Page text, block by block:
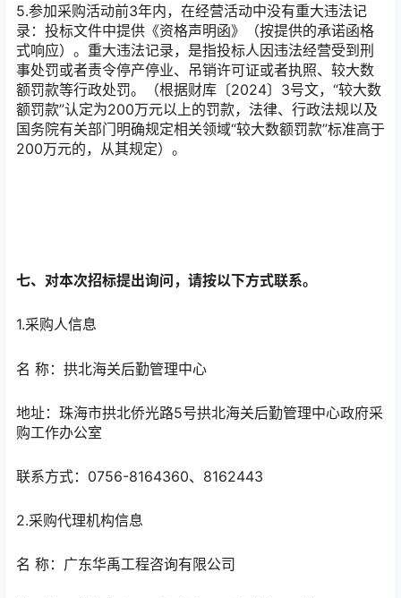
5.参加采购活动前3年内，在经营活动中没有重大违法记
录：投标文件中提供《资格声明函》（按提供的承诺函格
式响应）。重大违法记录，是指投标人因违法经营受到刑
事处罚或者责令停产停业、吊销许可证或者执照、较大数
额罚款等行政处罚。（根据财库〔2024〕3号文，“较大数
额罚款”认定为200万元以上的罚款，法律、行政法规以及
国务院有关部门明确规定相关领域“较大数额罚款”标准高于
200万元的，从其规定）。
七、对本次招标提出询问，请按以下方式联系。
1.采购人信息
名 称：拱北海关后勤管理中心
地址：珠海市拱北侨光路5号拱北海关后勤管理中心政府采
购工作办公室
联系方式：0756-8164360、8162443
2.采购代理机构信息
名 称：广东华禹工程咨询有限公司